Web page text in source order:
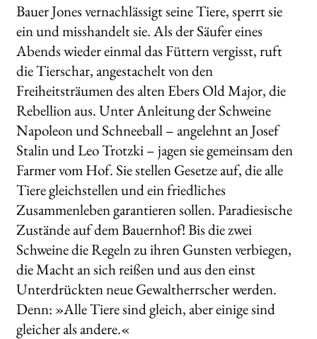
Bauer Jones vernachlässigt seine Tiere, sperrt sie
ein und misshandelt sie. Als der Säufer eines
Abends wieder einmal das Füttern vergisst, ruft
die Tierschar, angestachelt von den
Freiheitsträumen des alten Ebers Old Major, die
Rebellion aus. Unter Anleitung der Schweine
Napoleon und Schneeball – angelehnt an Josef
Stalin und Leo Trotzki – jagen sie gemeinsam den
Farmer vom Hof. Sie stellen Gesetze auf, die alle
Tiere gleichstellen und ein friedliches
Zusammenleben garantieren sollen. Paradiesische
Zustände auf dem Bauernhof! Bis die zwei
Schweine die Regeln zu ihren Gunsten verbiegen,
die Macht an sich reißen und aus den einst
Unterdrückten neue Gewaltherrscher werden.
Denn: »Alle Tiere sind gleich, aber einige sind
gleicher als andere.«